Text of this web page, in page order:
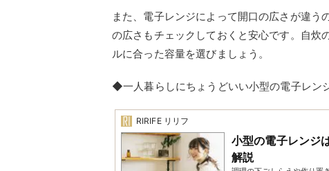
は、基本的な...
電子レンジの本体サイズは、メーカーやモデ
450mm×奥行き350mm、25～30Lは幅
450mmが一般的です。電子レンジを買う前